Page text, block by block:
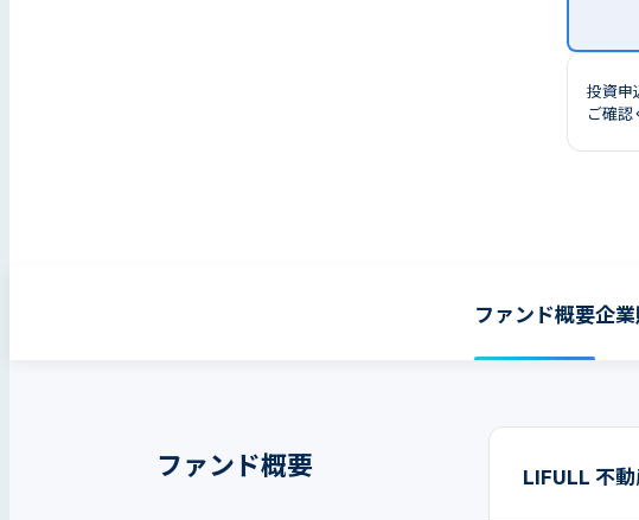
投資申
ご確認
ファンド概要企
ファンド概要 LIFULL 不